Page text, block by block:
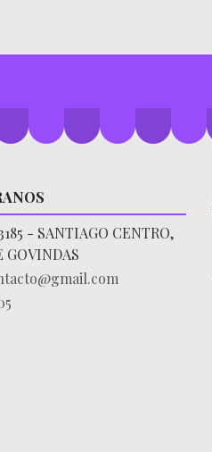
- SANTIAGO CENTRO,
GOVINDAS